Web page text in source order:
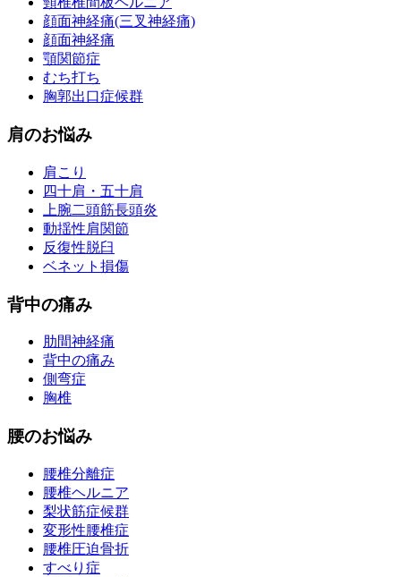
顔面神経痛(三叉神経痛)
顔面神経痛
顎関節症
むち打ち
胸郭出口症候群
肩のお悩み
肩こり
四十肩・五十肩
上腕二頭筋長頭炎
動揺性肩関節
反復性脱臼
ベネット損傷
背中の痛み
肋間神経痛
背中の痛み
側弯症
胸椎
腰のお悩み
腰椎分離症
腰椎ヘルニア
梨状筋症候群
変形性腰椎症
腰椎圧迫骨折
すべり症